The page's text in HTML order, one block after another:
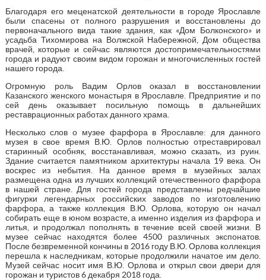
Благодаря его меценатской деятельности в городе Ярославле
были спасены от полного разрушения и восстановлены до
первоначального вида такие здания, как «Дом Болконского» и
усадьба Тихомирова на Волжской Набережной, Дом общества
врачей, которые и сейчас являются достопримечательностями
города и радуют своим видом горожан и многочисленных гостей
нашего города.
Огромную роль Вадим Орлов оказал в восстановлении
Казанского женского монастыря в Ярославле. Предприятие и по
сей день оказывает посильную помощь в дальнейших
реставрационных работах данного храма.
Несколько слов о музее фарфора в Ярославле: для данного
музея в свое время В.Ю. Орлов полностью отреставрировал
старинный особняк, восстанавливая, можно сказать, из руин.
Здание считается памятником архитектуры начала 19 века. Он
воскрес из небытия. На данное время в музейных залах
размещена одна из лучших коллекций отечественного фарфора
в нашей стране. Для гостей города представлены редчайшие
фигурки легендарных российских заводов по изготовлению
фарфора, а также коллекция В.Ю. Орлова, которую он начал
собирать еще в юном возрасте, а именно изделия из фарфора и
литья, и продолжал пополнять в течение всей своей жизни. В
музее сейчас находятся более 4500 различных экспонатов.
После безвременной кончины в 2016 году В.Ю. Орлова коллекция
перешла к наследникам, которые продолжили начатое им дело.
Музей сейчас носит имя В.Ю. Орлова и открыл свои двери для
горожан и туристов 6 декабря 2018 года.